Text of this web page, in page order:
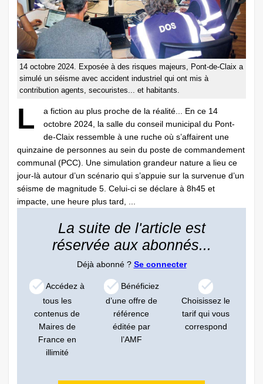
14 octobre 2024. Exposée à des risques majeurs, Pont-de-Claix a
simulé un séisme avec accident industriel qui ont mis à
contribution agents, secouristes... et habitants.
L
a fiction au plus proche de la réalité... En ce 14
octobre 2024, la salle du conseil municipal du Pont-
de-Claix ressemble à une ruche où s’affairent une
quinzaine de personnes au sein du poste de commandement
communal (PCC). Une simulation grandeur nature a lieu ce
jour-là autour d’un scénario qui s’appuie sur la survenue d’un
séisme de magnitude 5. Celui-ci se déclare à 8h45 et
impacte, une heure plus tard, ...
La suite de l'article est
réservée aux abonnés...
Déjà abonné ? Se connecter
Accédez à
tous les
contenus de
Maires de
France en
illimité
Bénéficiez
d’une offre de
référence
éditée par
l’AMF
Choisissez le
tarif qui vous
correspond